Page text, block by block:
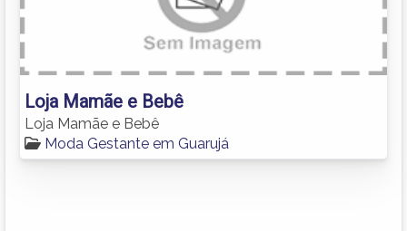
Loja Mamãe e Bebê
Loja Mamãe e Bebê
Moda Gestante em Guarujá